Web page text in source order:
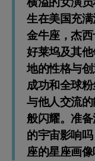
生在美国充
金牛座，杰
好莱坞及其
地的性格与
成功和全球
与他人交流
般闪耀。准
的宇宙影响
座的星座画像